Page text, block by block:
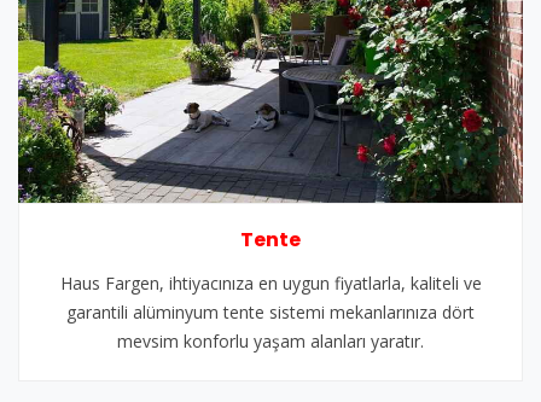
Tente
Haus Fargen, ihtiyacınıza en uygun fiyatlarla, kaliteli ve
garantili alüminyum tente sistemi mekanlarınıza dört
mevsim konforlu yaşam alanları yaratır.